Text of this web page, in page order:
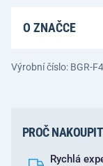
O ZNAČCE
Výrobní číslo: BGR-
PROČ
Rychlá